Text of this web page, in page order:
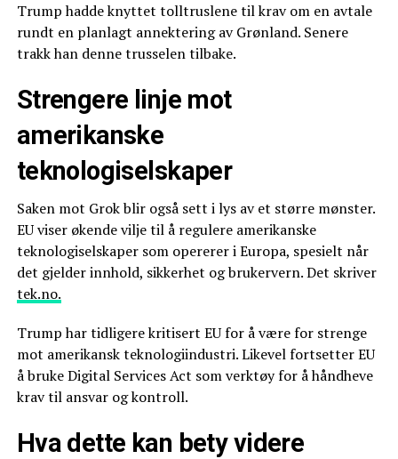
Trump hadde knyttet tolltruslene til krav om en avtale
rundt en planlagt annektering av Grønland. Senere
trakk han denne trusselen tilbake.
Strengere linje mot
amerikanske
teknologiselskaper
Saken mot Grok blir også sett i lys av et større mønster.
EU viser økende vilje til å regulere amerikanske
teknologiselskaper som opererer i Europa, spesielt når
det gjelder innhold, sikkerhet og brukervern. Det skriver
tek.no.
Trump har tidligere kritisert EU for å være for strenge
mot amerikansk teknologiindustri. Likevel fortsetter EU
å bruke Digital Services Act som verktøy for å håndheve
krav til ansvar og kontroll.
Hva dette kan bety videre